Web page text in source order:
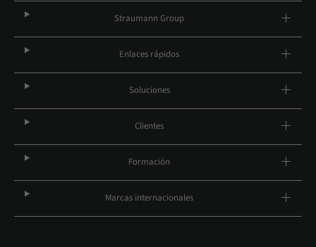
Straumann Group
Enlaces rápidos
Soluciones
Clientes
Formación
Marcas internacionales